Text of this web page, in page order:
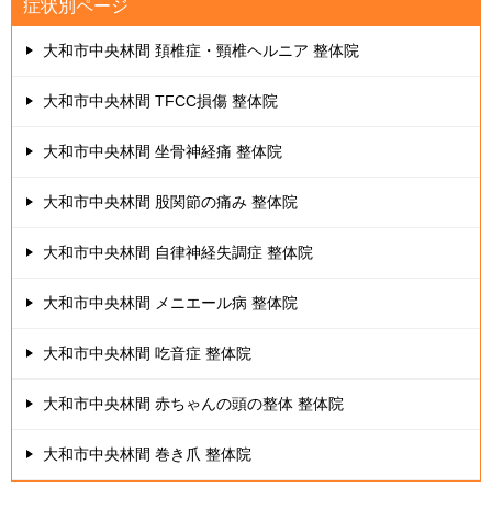
症状別ページ
大和市中央林間 頚椎症・頸椎ヘルニア 整体院
大和市中央林間 TFCC損傷 整体院
大和市中央林間 坐骨神経痛 整体院
大和市中央林間 股関節の痛み 整体院
大和市中央林間 自律神経失調症 整体院
大和市中央林間 メニエール病 整体院
大和市中央林間 吃音症 整体院
大和市中央林間 赤ちゃんの頭の整体 整体院
大和市中央林間 巻き爪 整体院